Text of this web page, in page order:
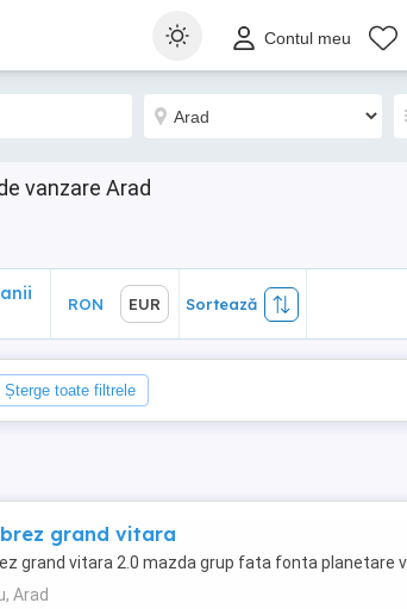
Contul meu
vanzare Arad
Sortează
RON EUR Sortează
Șterge toate filtrele
grand vitara
grand vitara 2.0 mazda grup fata fonta planetare
Arad